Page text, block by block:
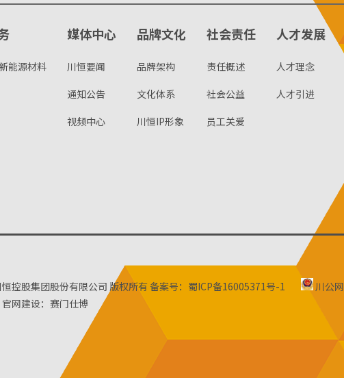
能源材料
媒体中心
川恒要闻
通知公告
视频中心
品牌文化
品牌架构
文化体系
川恒IP形象
社会责任
责任概述
社会公益
员工关爱
人才发展
人才理念
人才引进
控股集团股份有限公司 版权所有 备案号：蜀ICP备16005371号-1
川公网
官网建设：赛门仕博